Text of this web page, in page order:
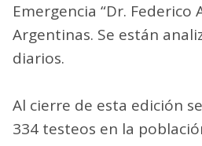
Emergencia “Dr. Federico
Argentinas. Se están
diarios.
Al cierre de esta edición
334 testeos en la